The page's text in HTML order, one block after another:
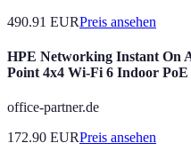
490.91 EURPreis ansehen
HPE Networking Instant On
Point 4x4 Wi-Fi 6 Indoor
office-partner.de
172.90 EURPreis ansehen